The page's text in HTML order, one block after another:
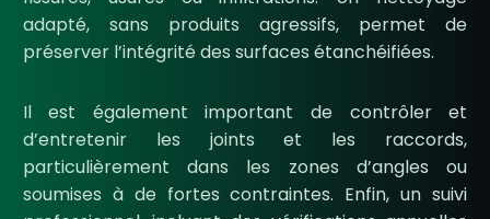
adapté, sans produits agressifs, permet de
préserver l’intégrité des surfaces étanchéifiées.
Il est également important de contrôler et
d’entretenir les joints et les raccords,
particulièrement dans les zones d’angles ou
soumises à de fortes contraintes. Enfin, un suivi